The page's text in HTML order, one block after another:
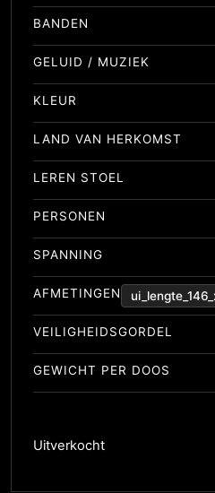
BANDEN
GELUID / MUZIEK
KLEUR
LAND VAN HERKOMST
LEREN STOEL
PERSONEN
SPANNING
AFMETINGEN
VEILIGHEIDSGORDEL
GEWICHT PER DOOS
Uitverkocht